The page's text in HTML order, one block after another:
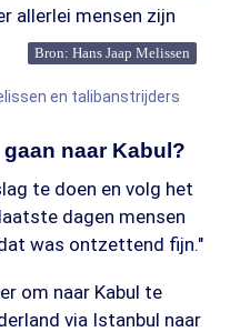
allerlei mensen zijn
Bron: Hans Jaap Melissen
en talibanstrijders
naar Kabul?
te doen en volg het
dagen mensen
was ontzettend fijn."
om naar Kabul te
via Istanbul naar